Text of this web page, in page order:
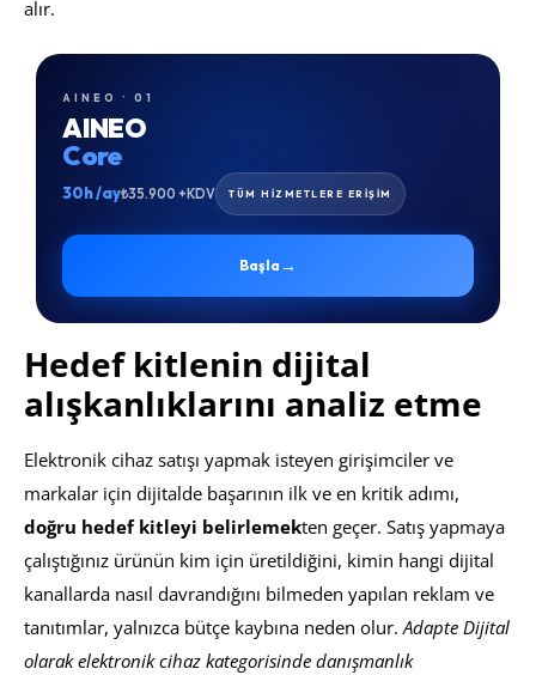
alır.
AINEO · 01
AINEO
Core
30h /ay₺35.900 +KDV TÜM HİZMETLERE ERİŞİM
Başla →
Hedef kitlenin dijital
alışkanlıklarını analiz etme
Elektronik cihaz satışı yapmak isteyen girişimciler ve
markalar için dijitalde başarının ilk ve en kritik adımı,
doğru hedef kitleyi belirlemekten geçer. Satış yapmaya
çalıştığınız ürünün kim için üretildiğini, kimin hangi dijital
kanallarda nasıl davrandığını bilmeden yapılan reklam ve
tanıtımlar, yalnızca bütçe kaybına neden olur.Adapte Dijital
olarak elektronik cihaz kategorisinde danışmanlık